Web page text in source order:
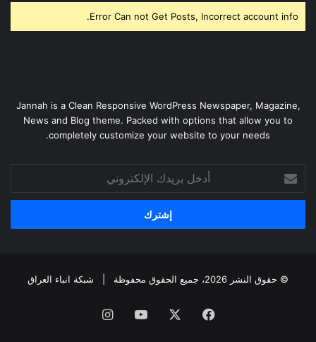
Error Can not Get Posts, Incorrect account info.
Jannah is a Clean Responsive WordPress Newspaper, Magazine,
News and Blog theme. Packed with options that allow you to
completely customize your website to your needs.
بريدك
الإلكتروني
© حقوق النشر 2026، جميع الحقوق محفوظة | شبكة انباء العراق
فيسبوك ‫YouTubeانستقرام